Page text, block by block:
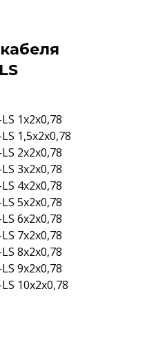
1х2х0,78
1,5х2х0,78
2х2х0,78
3х2х0,78
4х2х0,78
5х2х0,78
6х2х0,78
7х2х0,78
8х2х0,78
9х2х0,78
10х2х0,78